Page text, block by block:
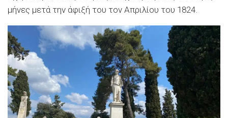
μήνες μετά την άφιξή του τον Απριλίου του 1824.